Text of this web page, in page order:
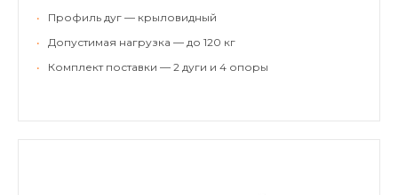
•
Профиль дуг — крыловидный
•
Допустимая нагрузка — до 120 кг
•
Комплект поставки — 2 дуги и 4 опоры